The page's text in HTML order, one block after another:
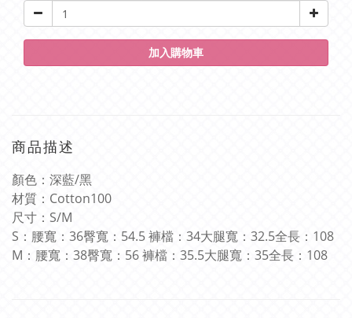
加入購物車
商品描述
顏色：深藍/黑
材質： Cotton100
尺寸： S/M
S ：腰寬： 36臀寬： 54.5褲檔： 34大腿寬： 32.5全長： 108
M ：腰寬： 38臀寬： 56褲檔： 35.5大腿寬： 35全長： 108